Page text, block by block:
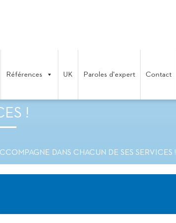
Références UK Paroles d'expert Contact
!
DANS CHACUN DE SES SERVICES !